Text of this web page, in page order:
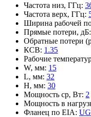
Частота низ, ГГц:
Частота верх, ГГц:
Ширина рабочей
Прямые потери, дБ:
Обратные потери
КСВ: 1.35
Рабочие
W, мм: 15
L, мм: 32
H, мм: 30
Мощность ср, Вт: 2
Мощность в
Фланец по EIA: